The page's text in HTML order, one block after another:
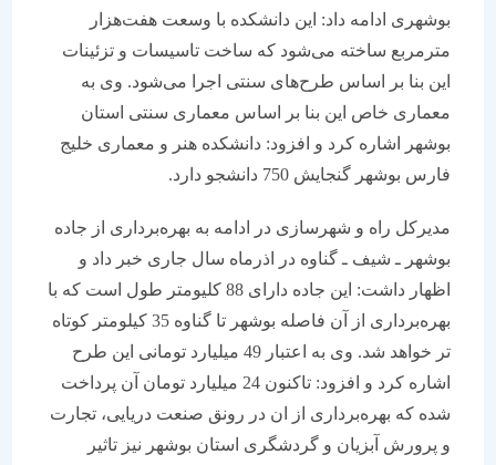
بوشهری ادامه داد: این دانشکده با وسعت هفت‌هزار
مترمربع ساخته می‌شود که ساخت تاسیسات و تزئینات
این بنا بر اساس طرح‌های سنتی اجرا می‌شود. وی به
معماری خاص این بنا بر اساس معماری سنتی استان
بوشهر اشاره کرد و افزود: دانشکده هنر و معماری خلیج
فارس بوشهر گنجایش 750 دانشجو دارد.
مدیرکل راه و شهرسازی در ادامه به بهره‌برداری از جاده
بوشهر ـ شیف ـ گناوه در اذرماه سال جاری خبر داد و
اظهار داشت: این جاده دارای 88 کلیومتر طول است که با
بهره‌برداری از آن فاصله بوشهر تا گناوه 35 کیلومتر کوتاه
تر خواهد شد. وی به اعتبار 49 میلیارد تومانی این طرح
اشاره کرد و افزود: تاکنون 24 میلیارد تومان آن پرداخت
شده که بهره‌برداری از ان در رونق صنعت دریایی، تجارت
و پرورش آبزیان و گردشگری استان بوشهر نیز تاثیر